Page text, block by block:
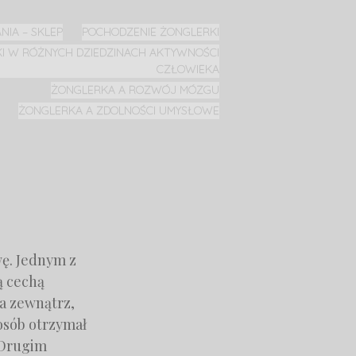
– SKLEP
POCHODZENIE ŻONGLERKI
W RÓŻNYCH DZIEDZINACH AKTYWNOŚCI
CZŁOWIEKA
ŻONGLERKA A ROZWÓJ MÓZGU
ŻONGLERKA A ZDOLNOŚCI UMYSŁOWE
Jednym z
cechą
zewnątrz,
otrzymał